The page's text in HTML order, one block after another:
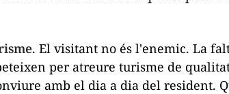
. El visitant no és l'enemic. La
per atreure turisme de
amb el dia a dia del resident.